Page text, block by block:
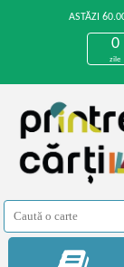
ASTĂZI
0
zile